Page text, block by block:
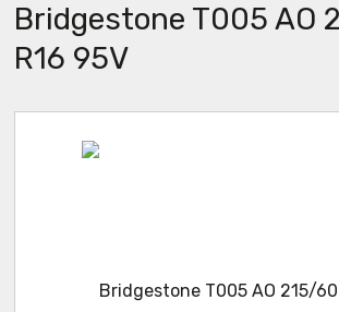
Bridgestone T005 AO
R16 95V